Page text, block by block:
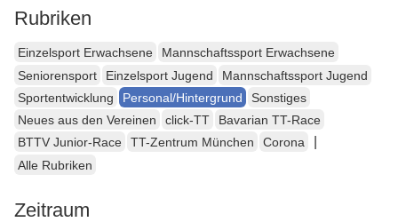
Rubriken
Einzelsport Erwachsene
Mannschaftssport Erwachsene
Seniorensport
Einzelsport Jugend
Mannschaftssport Jugend
Sportentwicklung
Personal/Hintergrund
Sonstiges
Neues aus den Vereinen
click-TT
Bavarian TT-Race
BTTV Junior-Race
TT-Zentrum München Corona
Alle Rubriken
Zeitraum